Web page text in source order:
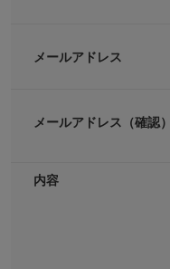
メールアドレス
メールアドレス（確認）
内容